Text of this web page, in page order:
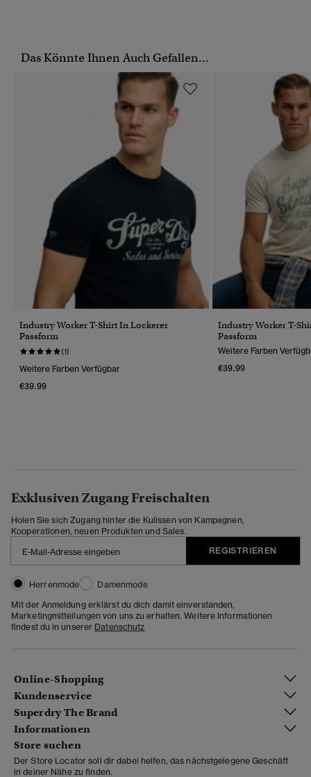
Das Könnte Ihnen Auch Gefallen...
Industry Worker T-Shirt In Lockerer
Passform
(1)
Weitere Farben Verfügbar
€39.99
Industry Worker T-
Passform
Weitere Farben
€39.99
Exklusiven Zugang Freischalten
Holen Sie sich Zugang hinter die Kulissen von Kampagnen,
Kooperationen, neuen Produkten und Sales.
REGISTRIEREN
Herrenmode
Damenmode
Mit der Anmeldung erklärst du dich damit einverstanden,
Marketingmitteilungen von uns zu erhalten. Weitere Informationen
findest du in unserer Datenschutz
Online-Shopping
Kundenservice
Superdry The Brand
Informationen
Store suchen
Der Store Locator soll dir dabei helfen, das nächstgelegene Geschäft
in deiner Nähe zu finden.